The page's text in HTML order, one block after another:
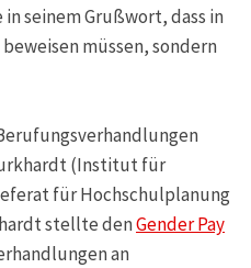
seinem Grußwort, dass in
müssen, sondern
(Institut für
für Hochschulplanung
stellte denGender Pay
an